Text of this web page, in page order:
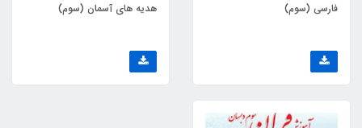
فارسی (سوم) هدیه های آسمان (سوم)